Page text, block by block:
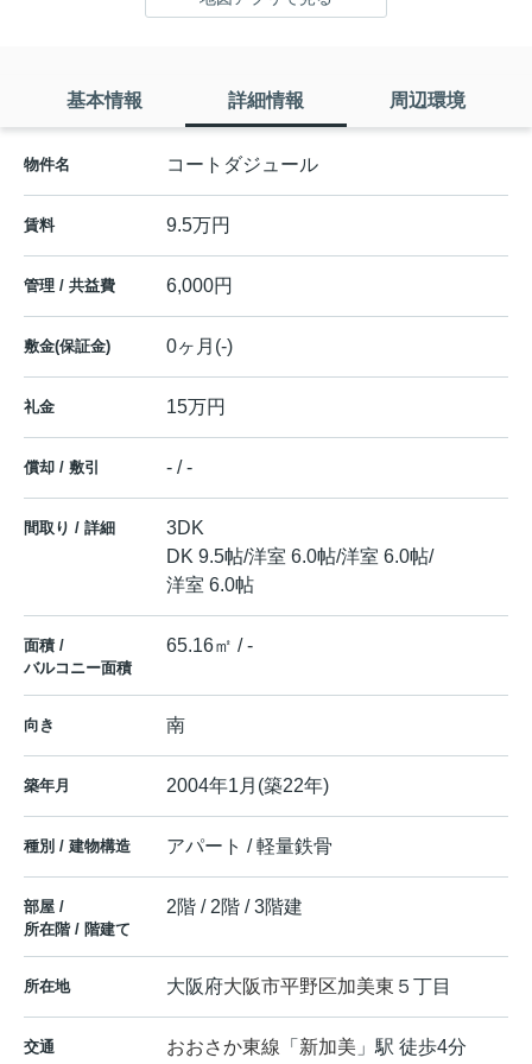
基本情報 詳細情報 周辺環境
物件名 コートダジュール
賃料 9.5万円
管理 / 共益費 6,000円
敷金(保証金) 0ヶ月(-)
礼金 15万円
償却 / 敷引 - / -
間取り / 詳細
3DK
DK 9.5帖/洋室 6.0帖/洋室 6.0帖/
洋室 6.0帖
面積 /
バルコニー面積
65.16㎡ / -
向き 南
築年月 2004年1月(築22年)
種別 / 建物構造 アパート / 軽量鉄骨
部屋 /
所在階 / 階建て
2階 / 2階 / 3階建
所在地 大阪府大阪市平野区加美東 ５丁目
交通 おおさか東線 「 新加美 」駅 徒歩4分